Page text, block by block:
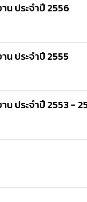
น ประจำปี 2556
ประจำปี 2555
ประจำปี 2553 -